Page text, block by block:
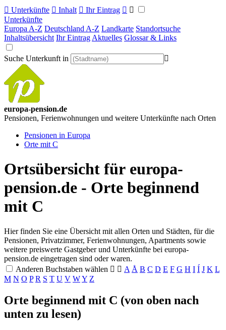
 Unterkünfte  Inhalt  Ihr Eintrag  
Unterkünfte
Europa A-Z Deutschland A-Z Landkarte Standortsuche
Inhaltsübersicht Ihr Eintrag Aktuelles Glossar & Links
Suche Unterkunft in 
europa-pension.de
Pensionen, Ferienwohnungen und weitere Unterkünfte nach Orten
Pensionen in Europa
Orte mit C
Ortsübersicht für europa-
pension.de - Orte beginnend
mit C
Hier finden Sie eine Übersicht mit allen Orten und Städten, für die
Pensionen, Privatzimmer, Ferienwohnungen, Apartments sowie
weitere preiswerte Gastgeber und Unterkünfte bei europa-
pension.de eingetragen sind oder waren.
Anderen Buchstaben wählen   A Å B C D E F G H I Í J K L
M N O P R S T U V WY Z
Orte beginnend mit C (von oben nach
unten zu lesen)